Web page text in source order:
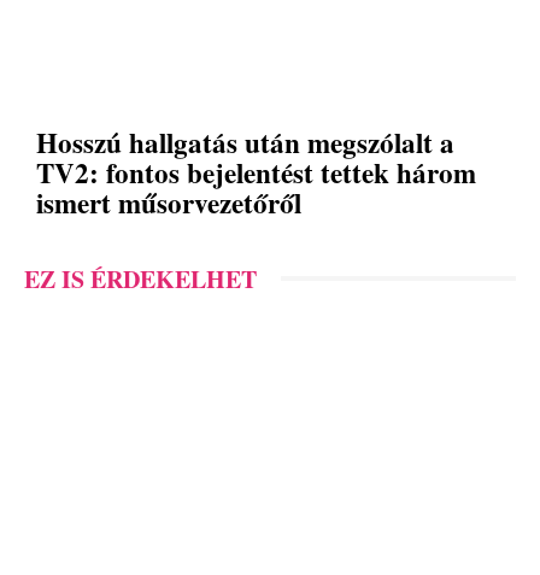
Hosszú hallgatás után megszólalt a
TV2: fontos bejelentést tettek három
ismert műsorvezetőről
EZ IS ÉRDEKELHET